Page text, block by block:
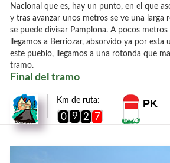
Nacional que es, hay un punto, en el que
y tras avanzar unos metros se ve una larga
se puede divisar Pamplona. A pocos metros
llegamos a Berriozar, absorvido ya por esta
este pueblo, llegamos a una rotonda que
tramo.
Final del tramo
Km de ruta:
0 9 2 7
PK